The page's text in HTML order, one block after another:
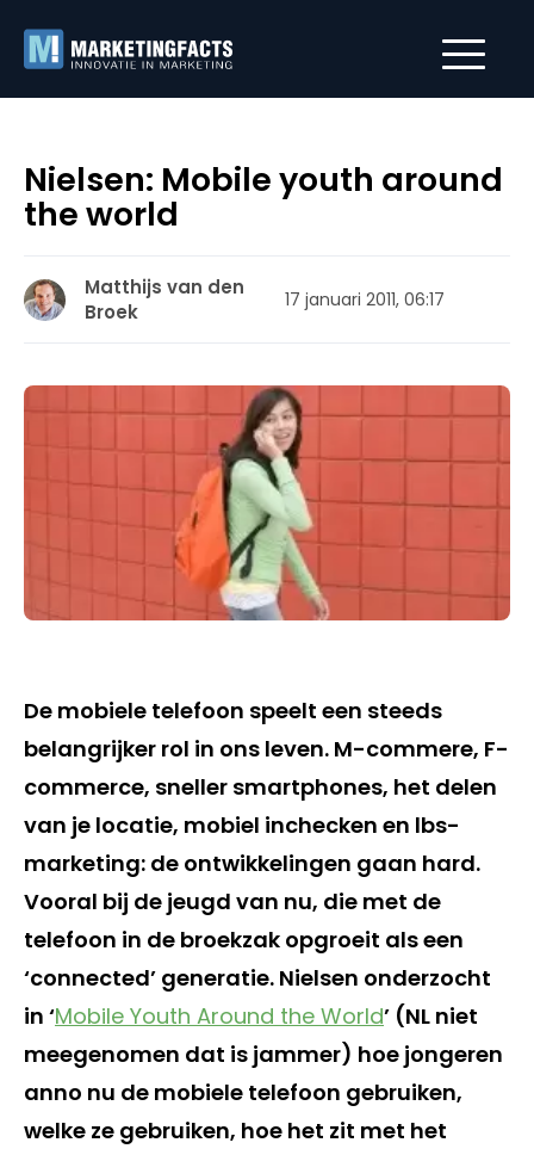
Nielsen: Mobile youth around
the world
Matthijs van den
Broek
17 januari 2011, 06:17
De mobiele telefoon speelt een steeds
belangrijker rol in ons leven. M-commere, F-
commerce, sneller smartphones, het delen
van je locatie, mobiel inchecken en lbs-
marketing: de ontwikkelingen gaan hard.
Vooral bij de jeugd van nu, die met de
telefoon in de broekzak opgroeit als een
‘connected’ generatie. Nielsen onderzocht
in ‘Mobile Youth Around the World’ (NL niet
meegenomen dat is jammer) hoe jongeren
anno nu de mobiele telefoon gebruiken,
welke ze gebruiken, hoe het zit met het